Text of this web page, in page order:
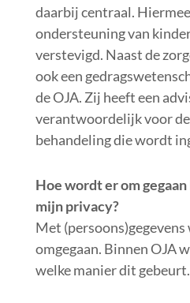
daarbij centraal.
ondersteuning van
verstevigd. Naast de
ook een
de OJA. Zij heeft een
verantwoordelijk voor
behandeling die wordt
Hoe wordt er om
mijn privacy?
Met
omgegaan. Binnen OJA
welke manier dit gebeurt.